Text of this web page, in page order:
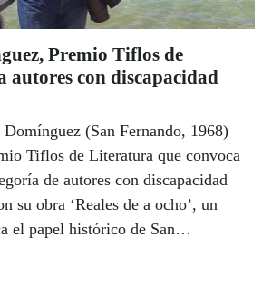
Premio Tiflos de
con discapacidad
(San Fernando, 1968)
Tiflos de Literatura que convoca
de autores con discapacidad
su obra ‘Reales de a ocho’, un
el papel histórico de San